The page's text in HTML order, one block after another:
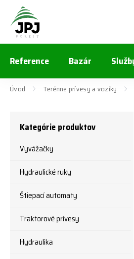
Reference Bazár
Úvod Terénne prívesy a vozíky
Kategórie produktov
Vyvážačky
Hydraulické ruky
Štiepací automaty
Traktorové prívesy
Hydraulika